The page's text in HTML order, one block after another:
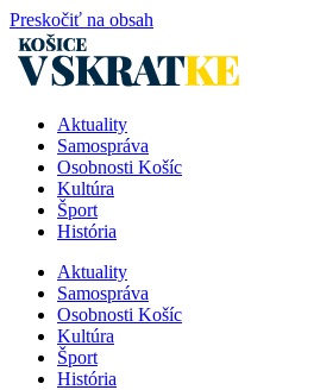
Preskočiť na obsah
Aktuality
Samospráva
Osobnosti Košíc
Kultúra
Šport
História
Aktuality
Samospráva
Osobnosti Košíc
Kultúra
Šport
História